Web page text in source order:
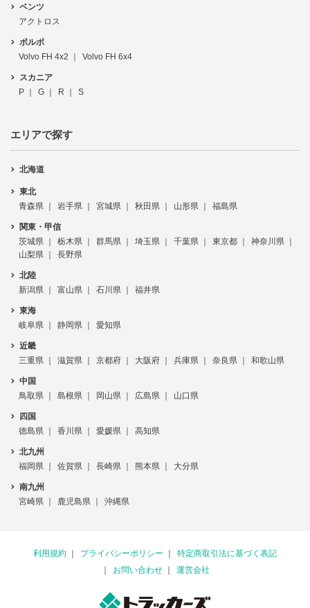
ベンツ
アクトロス
ボルボ
Volvo FH 4x2
Volvo FH 6x4
スカニア
P
G R S
エリアで探す
北海道
東北
青森県
岩手県 宮城県 秋田県 山形県 福島県
関東・甲信
茨城県
栃木県 群馬県 埼玉県 千葉県 東京都
神奈川県
山梨県
長野県
北陸
新潟県
富山県 石川県 福井県
東海
岐阜県
静岡県 愛知県
近畿
三重県
滋賀県 京都府 大阪府 兵庫県 奈良県 和歌山県
中国
鳥取県
島根県 岡山県 広島県 山口県
四国
徳島県
香川県 愛媛県 高知県
北九州
福岡県
佐賀県 長崎県 熊本県 大分県
南九州
宮崎県
鹿児島県 沖縄県
利用規約 プライバシーポリシー
特定商取引法に基づく表記
お問い合わせ
運営会社